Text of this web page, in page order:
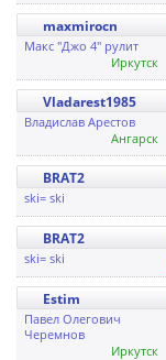
maxmirocn
Макс "Джо 4" рулит
Иркутск
Vladarest1985
Владислав Арестов
Ангарск
BRAT2
ski= ski
BRAT2
ski= ski
Estim
Павел Олегович
Черемнов
Иркутск